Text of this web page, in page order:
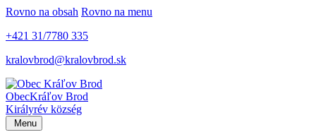
Rovno na obsah Rovno na menu
+421 31/7780 335
kralovbrod@kralovbrod.sk
ObecKráľov Brod
Királyrév község
Menu